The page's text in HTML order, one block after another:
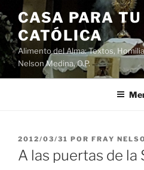
Saltar
al
contenido
CASA PARA TU
CATÓLICA
Alimento del Alma: Textos,
Nelson Medina, O.P.
PUBLICADO
EL
2012/03/31 POR FRAY
A las puertas de la